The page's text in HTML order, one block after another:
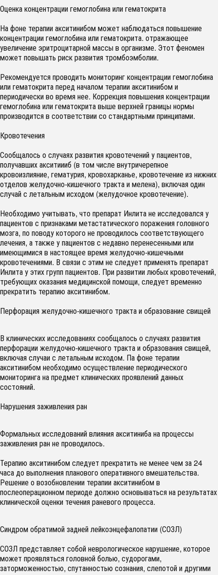
Оценка концентрации гемоглобина или гематокрита
На фоне терапии акситинибом может наблюдаться повышение
концентрации гемоглобина или гематокрита. отражающее
увеличение эритроцитарной массы в организме. Этот феномен
может повышать риск развития тромбоэмболии.
Рекомендуется проводить мониторинг концентрации гемоглобина
или гематокрита перед началом терапии акситинибом и
периодически во время нее. Коррекция повышения концентрации
гемоглобина или гематокрита выше верхней границы нормы
производится в соответствии со стандартными принципами.
Кровотечения
Сообщалось о случаях развития кровотечений у пациентов,
получавших акситиииб (в том числе внутричерепное
кровоизлияние, гематурия, кровохарканье, кровотечение из нижних
отделов желудочно-кишечного тракта и мелена), включая один
случай с летальным исходом (желудочное кровотечение).
Необходимо учитывать, что препарат Инлита не исследовался у
пациентов с признаками метастатического поражения головного
мозга, по поводу которого не проводилось соответствующего
лечения, а также у пациентов с недавно перенесенными или
имеющимися в настоящее время желудочно-кишечными
кровотечениями. В связи с этим не следует применять препарат
Инлита у этих групп пациентов. При развитии любых кровотечений,
требующих оказания медицинской помощи, следует временно
прекратить терапию акситинибом.
Перфорация желудочно-кишечного тракта и образование свищей
В клинических исследованиях сообщалось о случаях развития
перфорации желудочно-кишечного тракта и образования свищей,
включая случаи с летальным исходом. Па фоне терапии
акситинибом необходимо осуществление периодического
мониторинга на предмет клинических проявлений данных
состояний.
Нарушения заживления ран
Формальных исследований влияния акситиниба на процессы
заживления ран не проводилось.
Терапию акситинибом следует прекратить не менее чем за 24
часа до выполнения планового оперативного вмешательства.
Решение о возобновлении терапии акситинибом в
послеоперационном периоде должно основываться на результатах
клинической оценки течения раневого процесса.
Синдром обратимой задней лейкоэнцефалопатии (СОЗЛ)
СОЗЛ представляет собой неврологическое нарушение, которое
может проявляться головной болью, судорогами,
заторможенностью, спутанностью сознания, слепотой и другими